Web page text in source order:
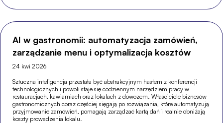
AI w gastronomii: automatyzacja zamówień,
zarządzanie menu i optymalizacja kosztów
24 kwi 2026
Sztuczna inteligencja przestała być abstrakcyjnym hasłem z konferencji
technologicznych i powoli staje się codziennym narzędziem pracy w
restauracjach, kawiarniach oraz lokalach z dowozem. Właściciele biznesów
gastronomicznych coraz częściej sięgają po rozwiązania, które automatyzują
przyjmowanie zamówień, pomagają zarządzać kartą dań i realnie obniżają
koszty prowadzenia lokalu.